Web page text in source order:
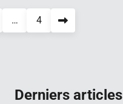
… 4
Derniers articles